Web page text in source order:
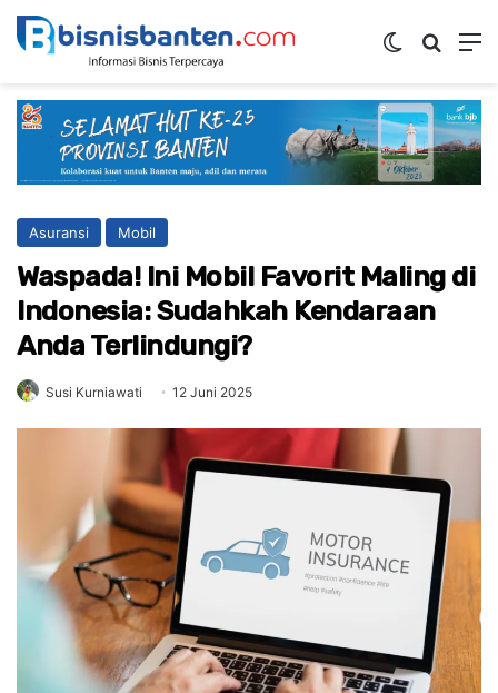
Switch skin
Asuransi Mobil
Waspada! Ini Mobil Favorit Maling di
Indonesia: Sudahkah Kendaraan
Anda Terlindungi?
Susi Kurniawati 12 Juni 2025